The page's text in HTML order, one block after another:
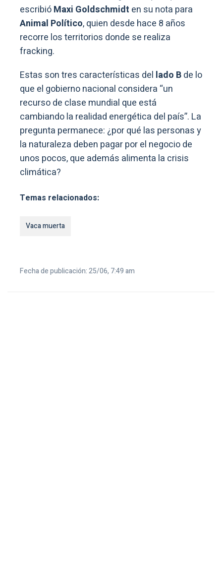
escribióMaxi Goldschmidt en su nota para
Animal Político, quien desde hace 8 años
recorre los territorios donde se realiza
fracking.
Estas son tres características del lado Bde lo
que el gobierno nacional considera “un
recurso de clase mundial que está
cambiando la realidad energética del país”. La
pregunta permanece: ¿por qué las personas y
la naturaleza deben pagar por el negocio de
unos pocos, que además alimenta la crisis
climática?
Temas relacionados:
Vaca muerta
Fecha de publicación: 25/06, 7:49 am